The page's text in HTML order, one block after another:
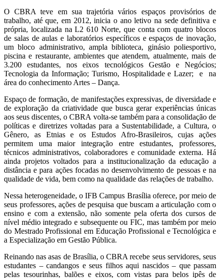
O CBRA teve em sua trajetória vários espaços provisórios de
trabalho, até que, em 2012, inicia o ano letivo na sede definitiva e
própria, localizada na L2 610 Norte, que conta com quatro blocos
de salas de aulas e laboratórios específicos e espaços de inovação,
um bloco administrativo, ampla biblioteca, ginásio poliesportivo,
piscina e restaurante, ambientes que atendem, atualmente, mais de
3.200 estudantes, nos eixos tecnológicos Gestão e Negócios;
Tecnologia da Informação; Turismo, Hospitalidade e Lazer; e na
área do conhecimento Artes – Dança.
Espaço de formação, de manifestações expressivas, de diversidade e
de exploração da criatividade que busca gerar experiências únicas
aos seus discentes, o CBRA volta-se também para a consolidação de
políticas e diretrizes voltadas para a Sustentabilidade, a Cultura, o
Gênero, as Etnias e os Estudos Afro-Brasileiros, cujas ações
permitem uma maior integração entre estudantes, professores,
técnicos administrativos, colaboradores e comunidade externa. Há
ainda projetos voltados para a institucionalização da educação a
distância e para ações focadas no desenvolvimento de pessoas e na
qualidade de vida, bem como na qualidade das relações de trabalho.
Nessa heterogeneidade, o IFB Campus Brasília oferece, por meio de
seus professores, ações de pesquisa que buscam a articulação com o
ensino e com a extensão, não somente pela oferta dos cursos de
nível médio integrado e subsequente ou FIC, mas também por meio
do Mestrado Profissional em Educação Profissional e Tecnológica e
a Especialização em Gestão Pública.
Reinando nas asas de Brasília, o CBRA recebe seus servidores, seus
estudantes – candangos e seus filhos aqui nascidos – que passam
pelas tesourinhas, balões e eixos, com vistas para belos ipês de